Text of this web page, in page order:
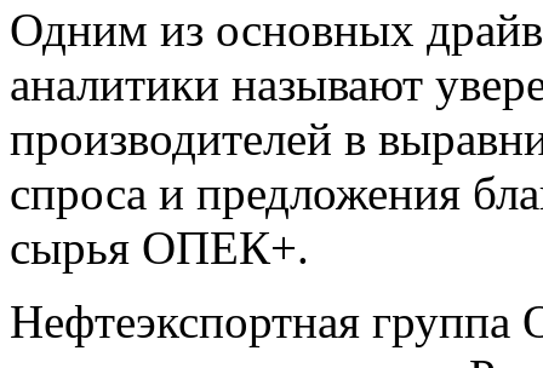
Одним из основных
аналитики называют
производителей в
спроса и предложения
сырья ОПЕК+.
Нефтеэкспортная